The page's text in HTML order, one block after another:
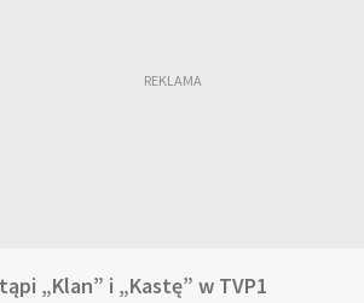
„Klan” i „Kastę” w TVP1